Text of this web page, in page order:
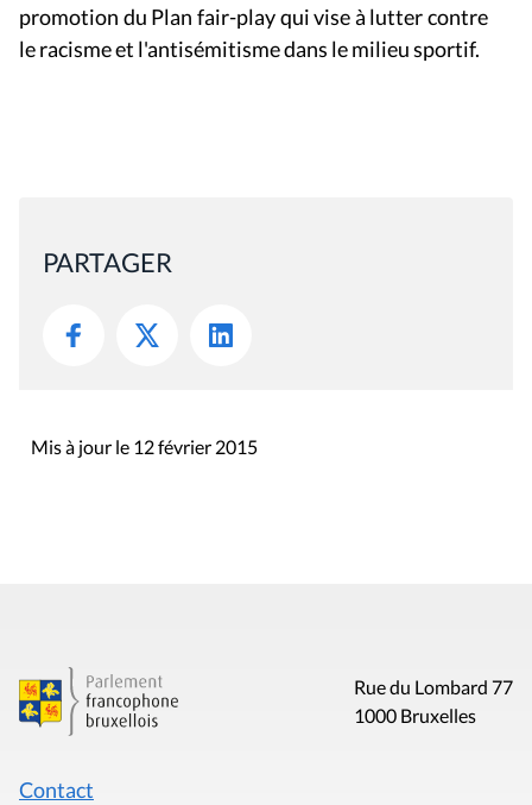
promotion du Plan fair-play qui vise à lutter contre
le racisme et l'antisémitisme dans le milieu sportif.
PARTAGER
Mis à jour le 12 février 2015
Rue du Lombard 77
1000 Bruxelles
Contact